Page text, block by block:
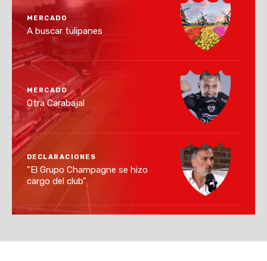
MERCADO
A buscar tulipanes
MERCADO
Otra Carabajal
DECLARACIONES
"El Grupo Champagne se hizo
cargo del club"